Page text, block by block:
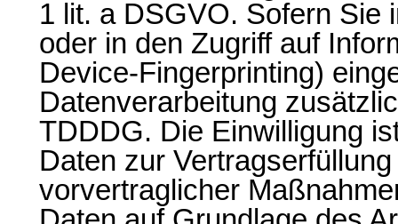
1 lit. a DSGVO. Sofern Sie
oder in den Zugriff auf
Device-Fingerprinting)
Datenverarbeitung
TDDDG. Die Einwilligung
Daten zur
vorvertraglicher